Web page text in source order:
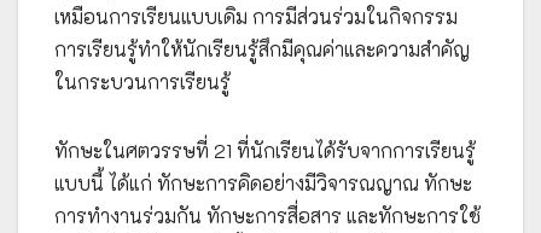
เหมือนการเรียนแบบเดิม การมีส่วนร่วมในกิจกรรม
การเรียนรู้ทำให้นักเรียนรู้สึกมีคุณค่าและความสำคัญ
ในกระบวนการเรียนรู้
ทักษะในศตวรรษที่ 21 ที่นักเรียนได้รับจากการเรียนรู้
แบบนี้ ได้แก่ ทักษะการคิดอย่างมีวิจารณญาณ ทักษะ
การทำงานร่วมกัน ทักษะการสื่อสาร และทักษะการใช้